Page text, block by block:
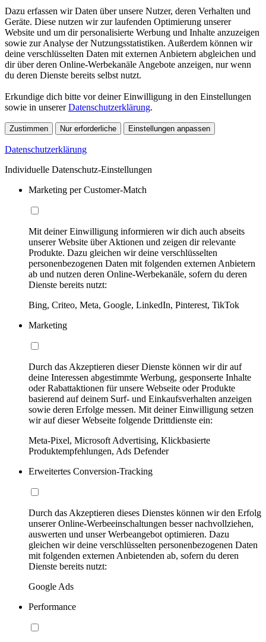
Dazu erfassen wir Daten über unsere Nutzer, deren Verhalten und
Geräte. Diese nutzen wir zur laufenden Optimierung unserer
Website und um dir personalisierte Werbung und Inhalte anzuzeigen
sowie zur Analyse der Nutzungsstatistiken. Außerdem können wir
deine verschlüsselten Daten mit externen Anbietern abgleichen und
dir über deren Online-Werbekanäle Angebote anzeigen, nur wenn
du deren Dienste bereits selbst nutzt.
Erkundige dich bitte vor deiner Einwilligung in den Einstellungen
sowie in unsererDatenschutzerklärung.
Zustimmen Nur erforderliche Einstellungen anpassen
Datenschutzerklärung
Individuelle Datenschutz-Einstellungen
Marketing per Customer-Match
Mit deiner Einwilligung informieren wir dich auch abseits
unserer Website über Aktionen und zeigen dir relevante
Produkte. Dazu gleichen wir deine verschlüsselten
personenbezogenen Daten mit folgenden externen Anbietern
ab und nutzen deren Online-Werbekanäle, sofern du deren
Dienste bereits nutzt:
Bing, Criteo, Meta, Google, LinkedIn, Pinterest, TikTok
Marketing
Durch das Akzeptieren dieser Dienste können wir dir auf
deine Interessen abgestimmte Werbung, gesponserte Inhalte
oder Rabattaktionen für unsere Webseite oder Produkte
basierend auf deinem Surf- und Einkaufsverhalten anzeigen
sowie deren Erfolge messen. Mit deiner Einwilligung setzen
wir auf dieser Webseite folgende Drittdienste ein:
Meta-Pixel, Microsoft Advertising, Klickbasierte
Produktempfehlungen, Ads Defender
Erweitertes Conversion-Tracking
Durch das Akzeptieren dieses Dienstes können wir den Erfolg
unserer Online-Werbeeinschaltungen besser nachvollziehen,
auswerten und unser Werbeangebot optimieren. Dazu
gleichen wir deine verschlüsselten personenbezogenen Daten
mit folgenden externen Anbietenden ab, sofern du deren
Dienste bereits nutzt:
Google Ads
Performance